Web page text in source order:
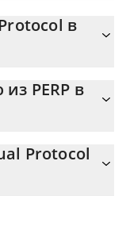
в
1.89 {toSymbol
PERP в
просто введя сумму
и автоматически
Protocol